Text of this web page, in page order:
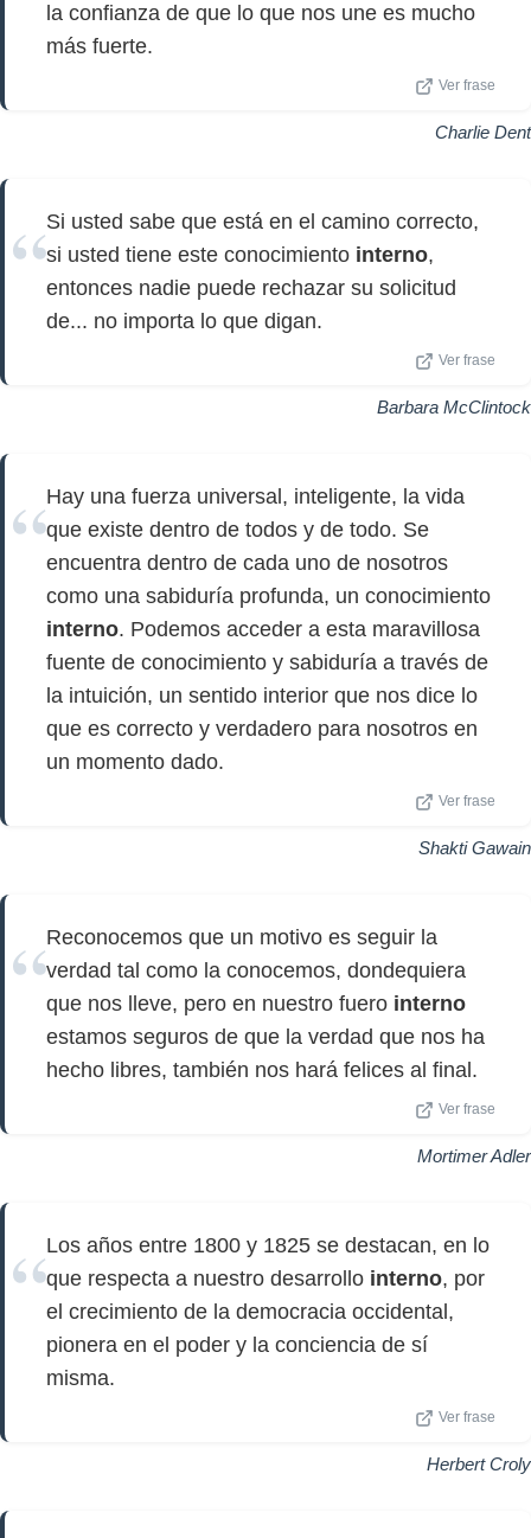
la confianza de que lo que nos une es mucho
más fuerte.
Ver frase
Charlie Dent
Si usted sabe que está en el camino correcto,
si usted tiene este conocimiento interno,
entonces nadie puede rechazar su solicitud
de... no importa lo que digan.
Ver frase
Barbara McClintock
Hay una fuerza universal, inteligente, la vida
que existe dentro de todos y de todo. Se
encuentra dentro de cada uno de nosotros
como una sabiduría profunda, un conocimiento
interno. Podemos acceder a esta maravillosa
fuente de conocimiento y sabiduría a través de
la intuición, un sentido interior que nos dice lo
que es correcto y verdadero para nosotros en
un momento dado.
Ver frase
Shakti Gawain
Reconocemos que un motivo es seguir la
verdad tal como la conocemos, dondequiera
que nos lleve, pero en nuestro fuero interno
estamos seguros de que la verdad que nos ha
hecho libres, también nos hará felices al final.
Ver frase
Mortimer Adler
Los años entre 1800 y 1825 se destacan, en lo
que respecta a nuestro desarrollo interno, por
el crecimiento de la democracia occidental,
pionera en el poder y la conciencia de sí
misma.
Ver frase
Herbert Croly